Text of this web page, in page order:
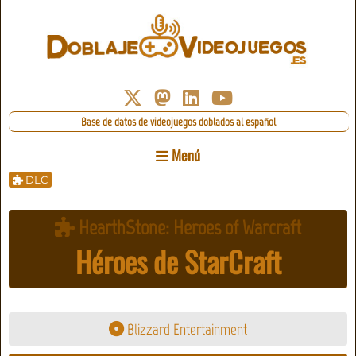
Base de datos de videojuegos doblados al español
Menú
DLC
HearthStone: Heroes of Warcraft
Héroes de StarCraft
Blizzard Entertainment